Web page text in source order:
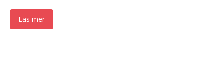
Läs mer